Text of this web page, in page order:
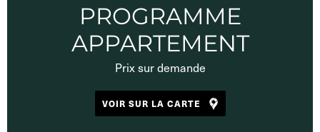
PROGRAMME
APPARTEMENT
Prix sur demande
VOIR SUR LA CARTE